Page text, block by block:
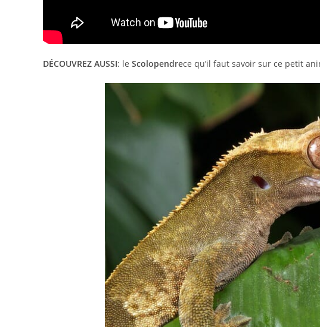
DÉCOUVREZ AUSSI: le Scolopendrece qu’il faut savoir sur ce petit